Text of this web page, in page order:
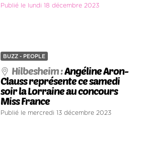
Publié le lundi 18 décembre 2023
BUZZ - PEOPLE
Hilbesheim :Angéline Aron-
Clauss représente ce samedi
soir la Lorraine au concours
Miss France
Publié le mercredi 13 décembre 2023